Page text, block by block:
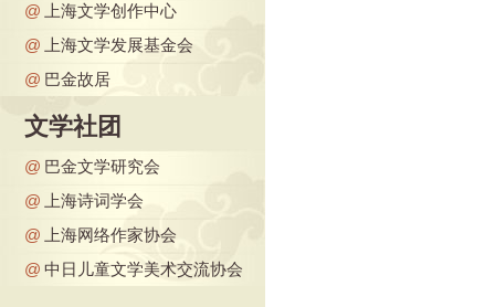
@
上海文学创作中心
@
上海文学发展基金会
@ 巴金故居
文学社团
@ 巴金文学研究会
@
上海诗词学会
@
上海网络作家协会
@ 中日儿童文学美术交流协会